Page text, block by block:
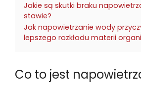
Jakie są skutki braku
stawie?
Jak napowietrzanie wody
lepszego rozkładu materii
Co to jest